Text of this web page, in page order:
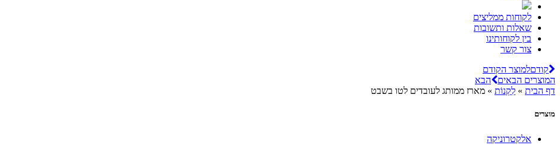
לקוחות ממליצים
שאלות ותשובות
בין לקוחותינו
צור קשר
קודםלמוצר הקודם
המוצרים הבאים
הבא
דף הבית » לִקְנוֹת » מארז ממותג לעובדים לטו בשבט
מוצרים
אלקטרוניקה